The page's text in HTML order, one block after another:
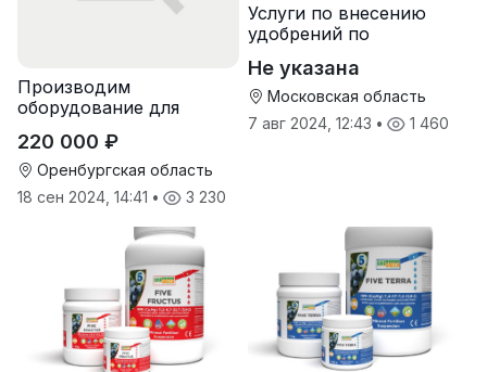
Производим
оборудование для
220 000 ₽
Оренбургская область
18 сен 2024, 14:41 • 3 230
Услуги по внесению
удобрений по
грунту, услуги по
опрыскиванию полей,
услуги пневмо
Не указана
Московская область
7 авг 2024, 12:43 • 1 460